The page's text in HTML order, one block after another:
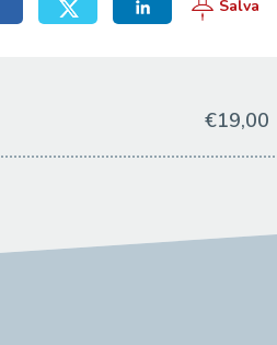
€19,00